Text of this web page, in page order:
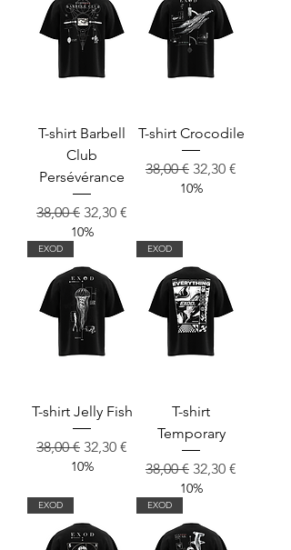
T-shirt Barbell
Club
Persévérance
Prix original
38,00 € Prix promotionnel
32,30 €
10%
T-shirt Crocodile
Prix original
38,00 € Prix
32,30 €
10%
EXOD
T-shirt Jelly Fish
Prix original
38,00 € Prix promotionnel
32,30 €
10%
EXOD
T-shirt
Temporary
Prix original
38,00 € Prix
32,30 €
10%
EXOD EXOD